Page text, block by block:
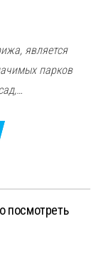
является
парков
посмотреть